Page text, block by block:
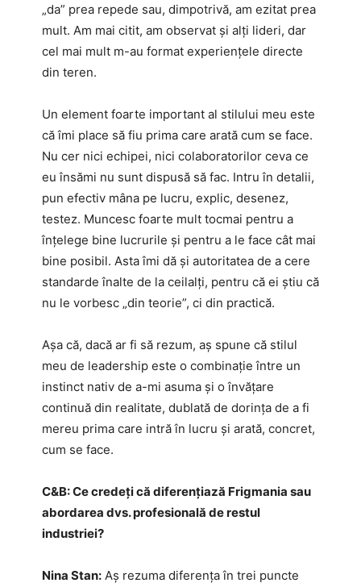
„da” prea repede sau, dimpotrivă, am ezitat prea
mult. Am mai citit, am observat și alți lideri, dar
cel mai mult m-au format experiențele directe
din teren.
Un element foarte important al stilului meu este
că îmi place să fiu prima care arată cum se face.
Nu cer nici echipei, nici colaboratorilor ceva ce
eu însămi nu sunt dispusă să fac. Intru în detalii,
pun efectiv mâna pe lucru, explic, desenez,
testez. Muncesc foarte mult tocmai pentru a
înțelege bine lucrurile și pentru a le face cât mai
bine posibil. Asta îmi dă și autoritatea de a cere
standarde înalte de la ceilalți, pentru că ei știu că
nu le vorbesc „din teorie”, ci din practică.
Așa că, dacă ar fi să rezum, aș spune că stilul
meu de leadership este o combinație între un
instinct nativ de a-mi asuma și o învățare
continuă din realitate, dublată de dorința de a fi
mereu prima care intră în lucru și arată, concret,
cum se face.
C&B:Ce credeți că diferențiază Frigmania sau
abordarea dvs. profesională de restul
industriei?
Nina Stan: Aș rezuma diferența în trei puncte